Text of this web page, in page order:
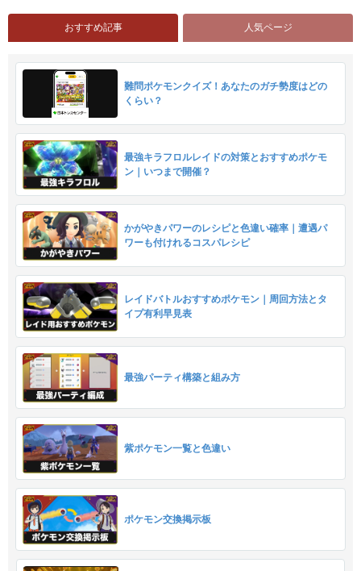
おすすめ記事 人気ページ
難問ポケモンクイズ！あなたのガチ勢度はどの
くらい？
最強キラフロルレイドの対策とおすすめポケモ
ン｜いつまで開催？
かがやきパワーのレシピと色違い確率｜遭遇パ
ワーも付けれるコスパレシピ
レイドバトルおすすめポケモン｜周回方法とタ
イプ有利早見表
最強パーティ構築と組み方
紫ポケモン一覧と色違い
ポケモン交換掲示板